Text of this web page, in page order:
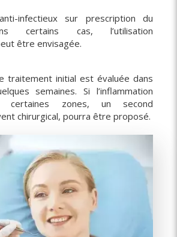
infectieux sur prescription du
certains cas, l’utilisation
être envisagée.
traitement initial est évaluée dans
semaines. Si l’inflammation
certaines zones, un second
chirurgical, pourra être proposé.